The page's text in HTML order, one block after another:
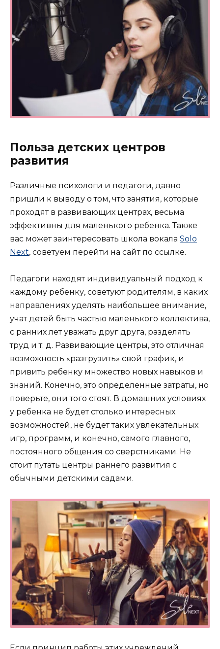
Польза детских центров
развития
Различные психологи и педагоги, давно
пришли к выводу о том, что занятия, которые
проходят в развивающих центрах, весьма
эффективны для маленького ребенка. Также
вас может заинтересовать школа вокала Solo
Next, советуем перейти на сайт по ссылке.
Педагоги находят индивидуальный подход к
каждому ребенку, советуют родителям, в каких
направлениях уделять наибольшее внимание,
учат детей быть частью маленького коллектива,
с ранних лет уважать друг друга, разделять
труд и т. д. Развивающие центры, это отличная
возможность «разгрузить» свой график, и
привить ребенку множество новых навыков и
знаний. Конечно, это определенные затраты, но
поверьте, они того стоят. В домашних условиях
у ребенка не будет столько интересных
возможностей, не будет таких увлекательных
игр, программ, и конечно, самого главного,
постоянного общения со сверстниками. Не
стоит путать центры раннего развития с
обычными детскими садами.